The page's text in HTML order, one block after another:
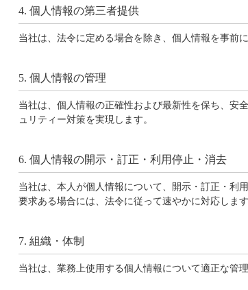
4. 個人情報の第三者提供
当社は、法令に定める場合を除き、個人情報を事前
5. 個人情報の管理
当社は、個人情報の正確性および最新性を保ち、安
ュリティー対策を実現します。
6. 個人情報の開示・訂正・利用停止・消去
当社は、本人が個人情報について、開示・訂正・利
要求ある場合には、法令に従って速やかに対応します
7. 組織・体制
当社は、業務上使用する個人情報について適正な管